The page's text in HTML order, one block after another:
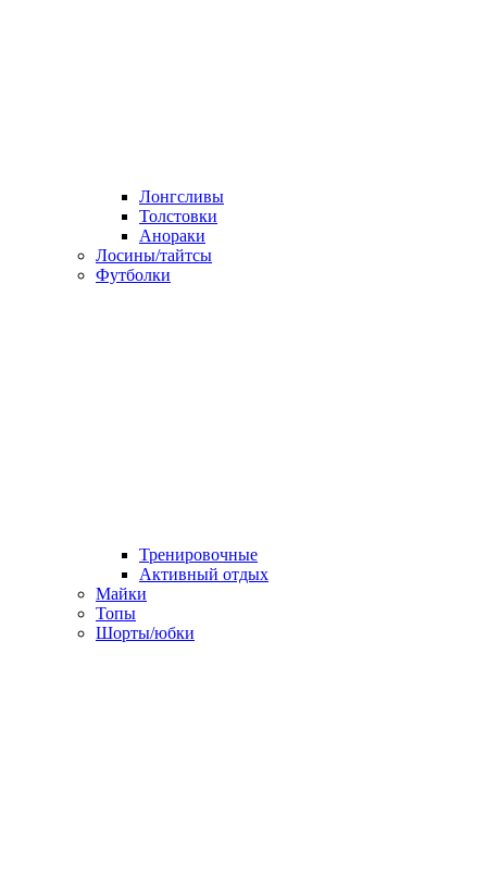
Лонгсливы
Толстовки
Анораки
Лосины/тайтсы
Футболки
Тренировочные
Активный отдых
Майки
Топы
Шорты/юбки